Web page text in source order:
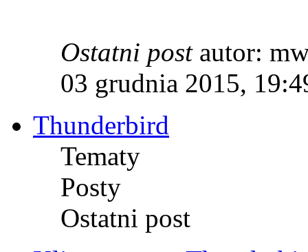
Ostatni postautor:
03 grudnia 2015,
Thunderbird
Tematy
Posty
Ostatni post